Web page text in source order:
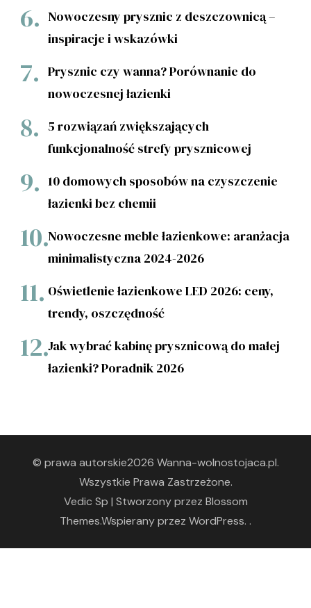
Nowoczesny prysznic z deszczownicą –
inspiracje i wskazówki
Prysznic czy wanna? Porównanie do
nowoczesnej łazienki
5 rozwiązań zwiększających
funkcjonalność strefy prysznicowej
10 domowych sposobów na czyszczenie
łazienki bez chemii
Nowoczesne meble łazienkowe: aranżacja
minimalistyczna 2024-2026
Oświetlenie łazienkowe LED 2026: ceny,
trendy, oszczędność
Jak wybrać kabinę prysznicową do małej
łazienki? Poradnik 2026
© prawa autorskie2026 Wanna-wolnostojaca.pl.
Wszystkie Prawa Zastrzeżone.
Vedic Sp | Stworzony przez Blossom
Themes.Wspierany przez WordPress. .